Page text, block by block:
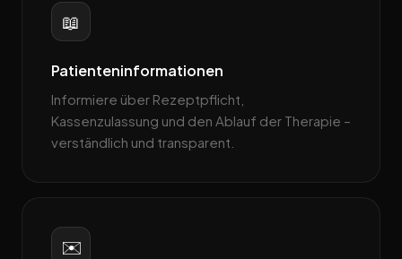
📖
Patienteninformationen
Informiere über Rezeptpflicht,
Kassenzulassung und den Ablauf der Therapie –
verständlich und transparent.
✉️